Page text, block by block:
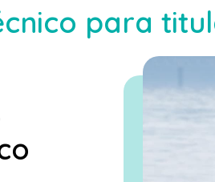
para